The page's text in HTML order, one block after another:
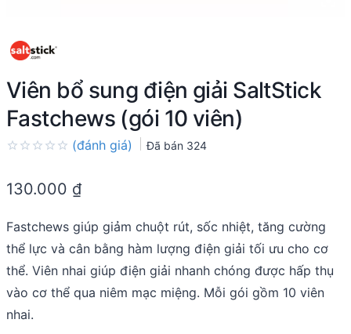
Viên bổ sung điện giải SaltStick
Fastchews (gói 10 viên)
out
(đánh giá) Đã bán 324
130.000 ₫
Fastchews giúp giảm chuột rút, sốc nhiệt, tăng cường
thể lực và cân bằng hàm lượng điện giải tối ưu cho cơ
thể. Viên nhai giúp điện giải nhanh chóng được hấp thụ
vào cơ thể qua niêm mạc miệng. Mỗi gói gồm 10 viên
nhai.